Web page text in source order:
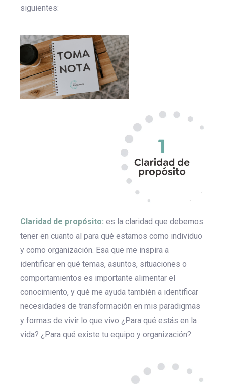
siguientes:
Claridad de propósito: es la claridad que debemos
tener en cuanto al para qué estamos como individuo
y como organización. Esa que me inspira a
identificar en qué temas, asuntos, situaciones o
comportamientos es importante alimentar el
conocimiento, y qué me ayuda también a identificar
necesidades de transformación en mis paradigmas
y formas de vivir lo que vivo ¿Para qué estás en la
vida? ¿Para qué existe tu equipo y organización?